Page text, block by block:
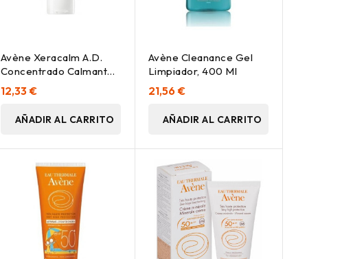
Avène Xeracalm A.D.
Concentrado Calmante,
50 Ml
12,33 €
AÑADIR AL CARRITO
Avène Cleanance Gel
Limpiador, 400 Ml
21,56 €
AÑADIR AL CARRITO